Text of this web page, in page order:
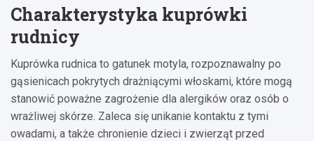
Charakterystyka kuprówki
rudnicy
Kuprówka rudnica to gatunek motyla, rozpoznawalny po
gąsienicach pokrytych drażniącymi włoskami, które mogą
stanowić poważne zagrożenie dla alergików oraz osób o
wrażliwej skórze. Zaleca się unikanie kontaktu z tymi
owadami, a także chronienie dzieci i zwierząt przed